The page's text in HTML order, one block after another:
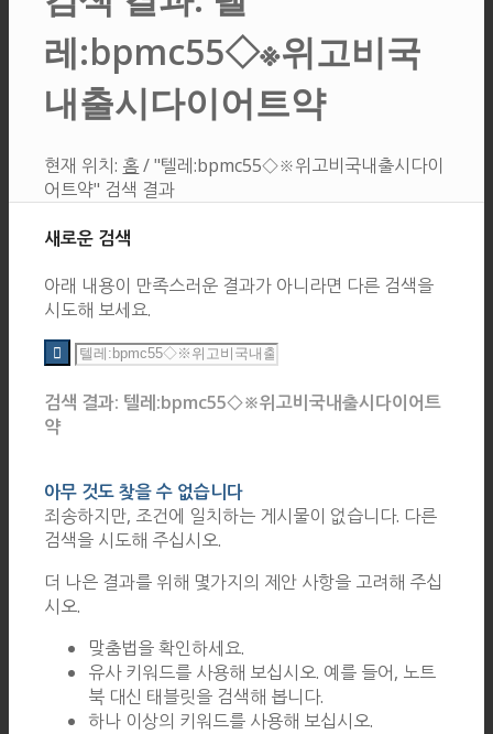
레:bpmc55◇※위고비국
내출시다이어트약
현재 위치: 홈 / "텔레:bpmc55◇※위고비국내출시다이
어트약" 검색 결과
새로운 검색
아래 내용이 만족스러운 결과가 아니라면 다른 검색을
시도해 보세요.
검색 결과: 텔레:bpmc55◇※위고비국내출시다이어트
약
아무 것도 찾을 수 없습니다
죄송하지만, 조건에 일치하는 게시물이 없습니다. 다른
검색을 시도해 주십시오.
더 나은 결과를 위해 몇가지의 제안 사항을 고려해 주십
시오.
맞춤법을 확인하세요.
유사 키워드를 사용해 보십시오. 예를 들어, 노트
북 대신 태블릿을 검색해 봅니다.
하나 이상의 키워드를 사용해 보십시오.